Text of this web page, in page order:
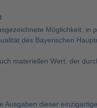
Möglichkeit, in
des Bayerischen
materiellen Wert, der
dieser